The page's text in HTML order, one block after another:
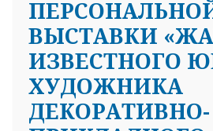
ВЫСТАВКИ
ИЗВЕСТНОГО
ХУДОЖНИКА
ДЕКОРАТИВНО-